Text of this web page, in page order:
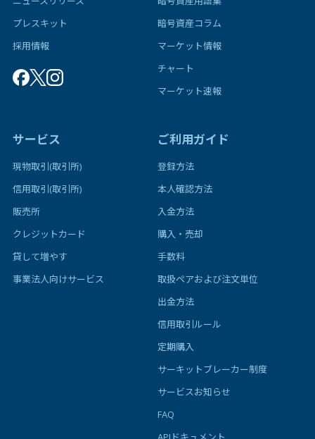
プレスキット
採用情報
暗号資産コラム
マーケット情報
チャート
マーケット速報
サービス
現物取引(取引所)
信用取引(取引所)
販売所
クレジットカード
貸して増やす
事業法人向けサービス
ご利用ガイド
登録方法
本人確認方法
入金方法
購入・売却
手数料
取扱ペアおよび注文単位
出金方法
信用取引ルール
定期購入
サーキットブレーカー制度
サービスお知らせ
FAQ